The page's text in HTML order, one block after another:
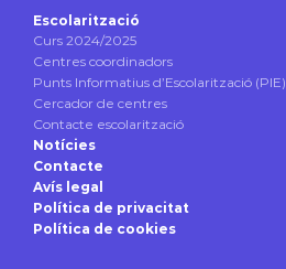
Escolarització
Curs 2024/2025
Centres coordinadors
Punts Informatius d’Escolarització (PIE)
Cercador de centres
Contacte escolarització
Notícies
Contacte
Avís legal
Política de privacitat
Política de cookies